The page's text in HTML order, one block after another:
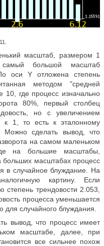
масштаб, размером 1
большой масштаб
оси Y отложена степень
методом "средней
10, где процесс изначально
80%, первый столбец
но с увеличением
к 1, то есть к эталонному
Можно сделать вывод, что
на самом маленьком
на большие масштабы,
больших масштабах процесс
в случайное блуждание. На
картину. Если
степень трендовости 2.053,
процесса уменьшается
для случайного блуждания.
вывод, что процесс имеет
масштабе, далее, при
все сильнее похож